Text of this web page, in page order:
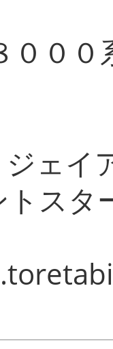
００
ェイ
トスタ